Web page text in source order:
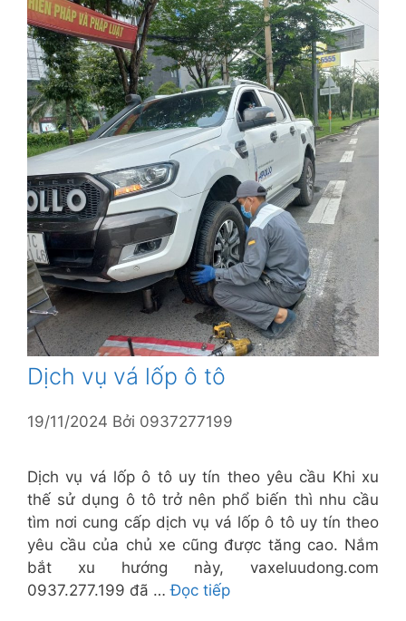
Dịch vụ vá lốp ô tô
19/11/2024 Bởi 0937277199
Dịch vụ vá lốp ô tô uy tín theo yêu cầu Khi xu
thế sử dụng ô tô trở nên phổ biến thì nhu cầu
tìm nơi cung cấp dịch vụ vá lốp ô tô uy tín theo
yêu cầu của chủ xe cũng được tăng cao. Nắm
bắt xu hướng này, vaxeluudong.com
0937.277.199 đã …Đọc tiếp